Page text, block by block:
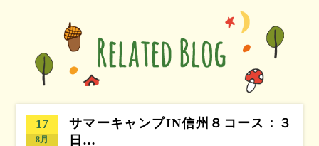
17
8月
サマーキャンプIN信州８コース：３
日…